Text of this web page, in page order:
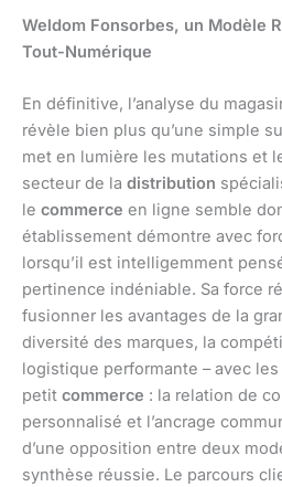
Weldom Fonsorbes, un Modèle
Tout-Numérique
En définitive, l’analyse du
révèle bien plus qu’une simple
met en lumière les mutations et
secteur de la distribution
le commerce en ligne semble
établissement démontre avec
lorsqu’il est intelligemment
pertinence indéniable. Sa force
fusionner les avantages de la
diversité des marques, la
logistique performante – avec
petit commerce : la relation de
personnalisé et l’ancrage
d’une opposition entre deux
synthèse réussie. Le parcours